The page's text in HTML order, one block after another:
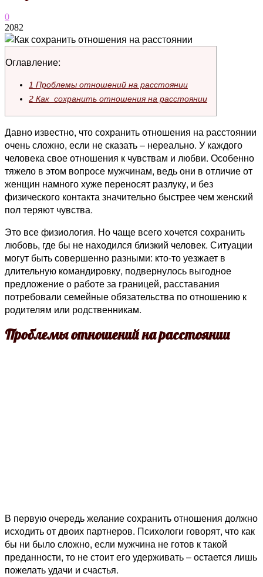
0
2082
Оглавление:
1 Проблемы отношений на расстоянии
2 Как сохранить отношения на расстоянии
Давно известно, что сохранить отношения на расстоянии
очень сложно, если не сказать – нереально. У каждого
человека свое отношения к чувствам и любви. Особенно
тяжело в этом вопросе мужчинам, ведь они в отличие от
женщин намного хуже переносят разлуку, и без
физического контакта значительно быстрее чем женский
пол теряют чувства.
Это все физиология. Но чаще всего хочется сохранить
любовь, где бы не находился близкий человек. Ситуации
могут быть совершенно разными: кто-то уезжает в
длительную командировку, подвернулось выгодное
предложение о работе за границей, расставания
потребовали семейные обязательства по отношению к
родителям или родственникам.
Проблемы отношений на расстоянии
В первую очередь желание сохранить отношения должно
исходить от двоих партнеров. Психологи говорят, что как
бы ни было сложно, если мужчина не готов к такой
преданности, то не стоит его удерживать – остается лишь
пожелать удачи и счастья.